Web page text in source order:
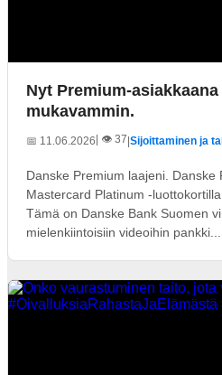
Nyt Premium-
mukavammin.
📅 11.06.2026 | 👁️ 37|Sijoittaminen ja
Danske Premium laajeni. Danske
Mastercard Platinum -
Tämä on Danske Bank Suomen
mielenkiintoisiin videoihin pankki...